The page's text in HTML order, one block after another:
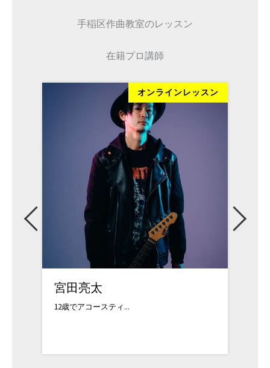
手稲区作曲教室のレッスン
在籍プロ講師
オンラインレッスン
宮田亮太
12歳でアコースティ...